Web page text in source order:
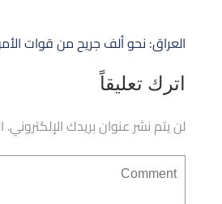
تصفّح
المقالات
العراق: نحو ألف جريح من قوات
اترك تعليقاً
لن يتم نشر عنوان بريدك الإلكتروني.